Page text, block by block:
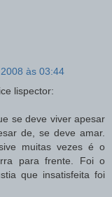
às 03:44
lispector:
se deve viver apesar
de, se deve amar.
muitas vezes é o
para frente. Foi o
que insatisfeita foi